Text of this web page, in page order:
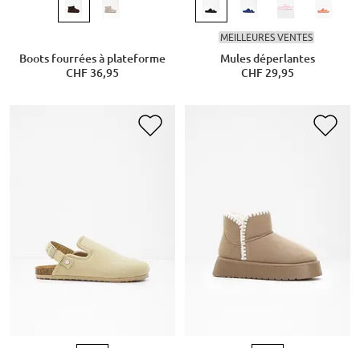
Boots fourrées à plateforme
CHF 36,95
MEILLEURES VENTES
Mules déperlantes
CHF 29,95